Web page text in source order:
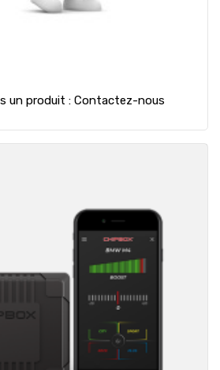
un produit : Contactez-nous